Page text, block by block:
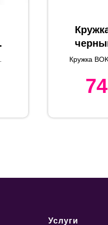
11х9см,
Кружка
Услуги